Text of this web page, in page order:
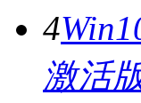
4
激活